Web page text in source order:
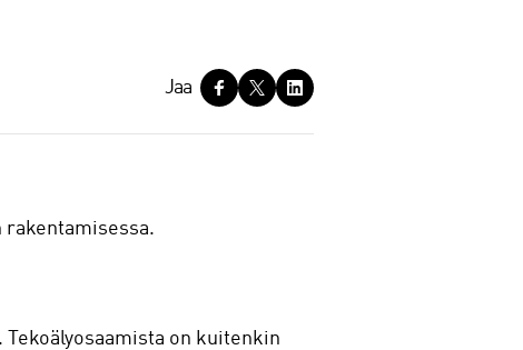
Jaa
rakentamisessa.
on kuitenkin